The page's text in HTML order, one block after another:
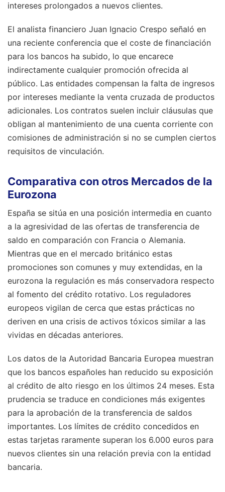
intereses prolongados a nuevos clientes.
El analista financiero Juan Ignacio Crespo señaló en
una reciente conferencia que el coste de financiación
para los bancos ha subido, lo que encarece
indirectamente cualquier promoción ofrecida al
público. Las entidades compensan la falta de ingresos
por intereses mediante la venta cruzada de productos
adicionales. Los contratos suelen incluir cláusulas que
obligan al mantenimiento de una cuenta corriente con
comisiones de administración si no se cumplen ciertos
requisitos de vinculación.
Comparativa con otros Mercados de la
Eurozona
España se sitúa en una posición intermedia en cuanto
a la agresividad de las ofertas de transferencia de
saldo en comparación con Francia o Alemania.
Mientras que en el mercado británico estas
promociones son comunes y muy extendidas, en la
eurozona la regulación es más conservadora respecto
al fomento del crédito rotativo. Los reguladores
europeos vigilan de cerca que estas prácticas no
deriven en una crisis de activos tóxicos similar a las
vividas en décadas anteriores.
Los datos de la Autoridad Bancaria Europea muestran
que los bancos españoles han reducido su exposición
al crédito de alto riesgo en los últimos 24 meses. Esta
prudencia se traduce en condiciones más exigentes
para la aprobación de la transferencia de saldos
importantes. Los límites de crédito concedidos en
estas tarjetas raramente superan los 6.000 euros para
nuevos clientes sin una relación previa con la entidad
bancaria.